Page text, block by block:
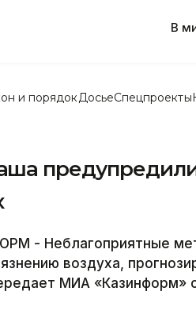
В
и порядок ДосьеСпецпроекты
- Неблагоприятные
воздуха,
МИА «Казинформ»